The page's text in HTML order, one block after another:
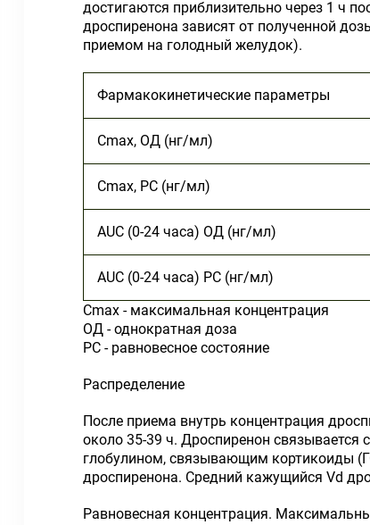
достигаются приблизительно через 1 ч
дроспиренона зависят от полученной
приемом на голодный желудок).
Фармакокинетические параметры
Cmax, ОД (нг/мл)
Cmax, РС (нг/мл)
AUC (0-24 часа) ОД (нг/мл)
AUC (0-24 часа) РС (нг/мл)
Cmax - максимальная концентрация
ОД - однократная доза
РС - равновесное состояние
Распределение
После приема внутрь концентрация
около 35-39 ч. Дроспиренон
глобулином, связывающим кортикоиды
дроспиренона. Средний кажущийся Vd
Равновесная концентрация.